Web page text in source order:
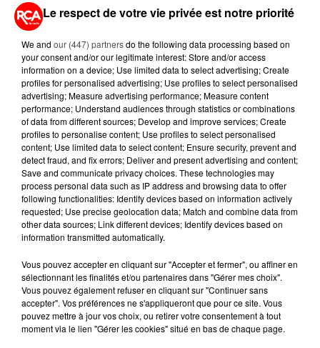
LA RÉDACTION
RCA
Voir toute l'équipe RCA
DIMITRI COUTAND
Journaliste
MARGOT DOUÉTIL
Journaliste
Le respect de votre vie privée est notre priorité
We and our (447) partnersdo the following data processing based on
your consent and/or our legitimate interest: Store and/or access
information on a device; Use limited data to select advertising; Create
profiles for personalised advertising; Use profiles to select personalised
advertising; Measure advertising performance; Measure content
performance; Understand audiences through statistics or combinations
of data from different sources; Develop and improve services; Create
profiles to personalise content; Use profiles to select personalised
content; Use limited data to select content; Ensure security, prevent and
detect fraud, and fix errors; Deliver and present advertising and content;
Save and communicate privacy choices. These technologies may
process personal data such as IP address and browsing data to offer
following functionalities: Identify devices based on information actively
requested; Use precise geolocation data; Match and combine data from
other data sources; Link different devices; Identify devices based on
information transmitted automatically.
Vous pouvez accepter en cliquant sur "Accepter et fermer", ou affiner en
sélectionnant les finalités et/ou partenaires dans "Gérer mes choix".
Vous pouvez également refuser en cliquant sur "Continuer sans
accepter". Vos préférences ne s'appliqueront que pour ce site. Vous
pouvez mettre à jour vos choix, ou retirer votre consentement à tout
moment via le lien "Gérer les cookies" situé en bas de chaque page.